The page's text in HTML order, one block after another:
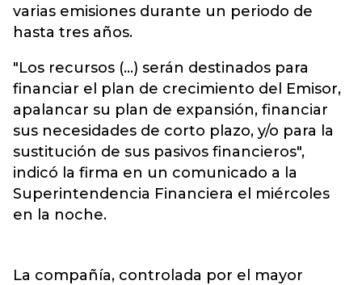
varias emisiones durante un periodo de
hasta tres años.
"Los recursos (...) serán destinados para
financiar el plan de crecimiento del Emisor,
apalancar su plan de expansión, financiar
sus necesidades de corto plazo, y/o para la
sustitución de sus pasivos financieros",
indicó la firma en un comunicado a la
Superintendencia Financiera el miércoles
en la noche.
La compañía, controlada por el mayor